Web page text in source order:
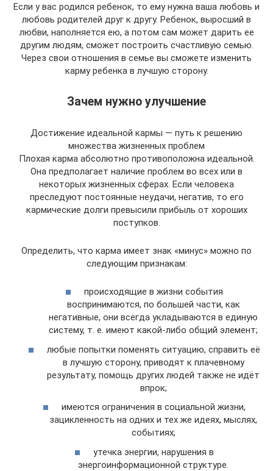
Если у вас родился ребенок, то ему нужна ваша любовь и
любовь родителей друг к другу. Ребенок, выросший в
любви, наполняется ею, а потом сам может дарить ее
другим людям, сможет построить счастливую семью.
Через свои отношения в семье вы сможете изменить
карму ребенка в лучшую сторону.
Зачем нужно улучшение
Достижение идеальной кармы — путь к решению
множества жизненных проблем
Плохая карма абсолютно противоположна идеальной.
Она предполагает наличие проблем во всех или в
некоторых жизненных сферах. Если человека
преследуют постоянные неудачи, негатив, то его
кармические долги превысили прибыль от хороших
поступков.
Определить, что карма имеет знак «минус» можно по
следующим признакам:
происходящие в жизни события
воспринимаются, по большей части, как
негативные, они всегда укладываются в единую
систему, т. е. имеют какой-либо общий элемент;
любые попытки поменять ситуацию, справить её
в лучшую сторону, приводят к плачевному
результату, помощь других людей также не идёт
впрок;
имеются ограничения в социальной жизни,
зацикленность на одних и тех же идеях, мыслях,
событиях;
утечка энергии, нарушения в
энергоинформационной структуре.